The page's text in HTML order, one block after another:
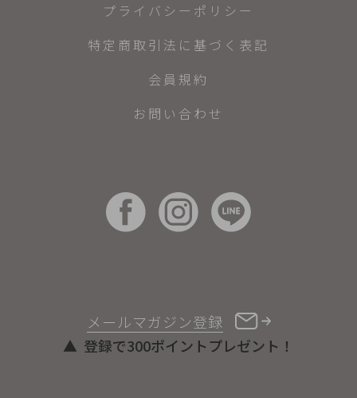
メールマガジン登録
登録で300ポイントプレゼント！
プライバシーポリシー
特定商取引法に基づく表記
会員規約
お問い合わせ